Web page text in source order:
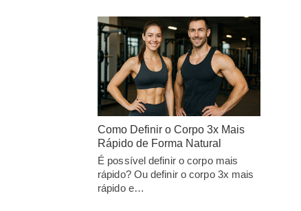
Como Definir o Corpo 3x Mais
Rápido de Forma Natural
É possível definir o corpo mais
rápido? Ou definir o corpo 3x mais
rápido e…